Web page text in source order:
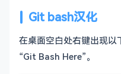
Git bash汉化
在桌面空白处右键出现
“Git Bash Here”。